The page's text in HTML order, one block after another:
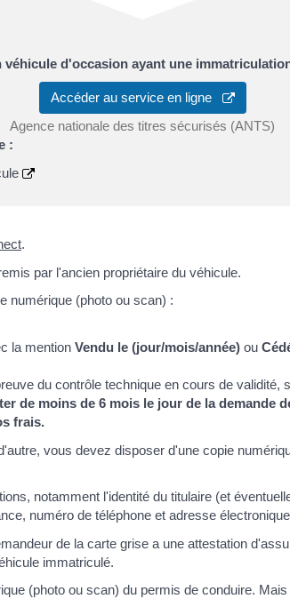
véhicule d'occasion ayant une
Accéder au service en ligne
Agence nationale des titres sécurisés (ANTS)
:
.
par l'ancien propriétaire du véhicule.
numérique (photo ou scan) :
la mention Vendu le (jour/mois/année) ou
du contrôle technique en cours de validité,
de moins de 6 mois le jour de la demande
frais.
vous devez disposer d'une copie
notamment l'identité du titulaire (et
numéro de téléphone et adresse
de la carte grise a une attestation
immatriculé.
(photo ou scan) du permis de conduire.